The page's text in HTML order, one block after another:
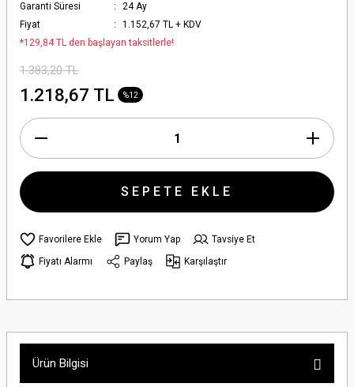
Garanti Süresi
24 Ay
Fiyat
1.152,67 TL + KDV
*129,84 TL den başlayan taksitlerle!
1.383,20 TL
1.218,67 TL %12
SEPETE EKLE
Yorum Yap
Tavsiye Et
Fiyatı Alarmı
Paylaş Karşılaştır
Ürün Bilgisi